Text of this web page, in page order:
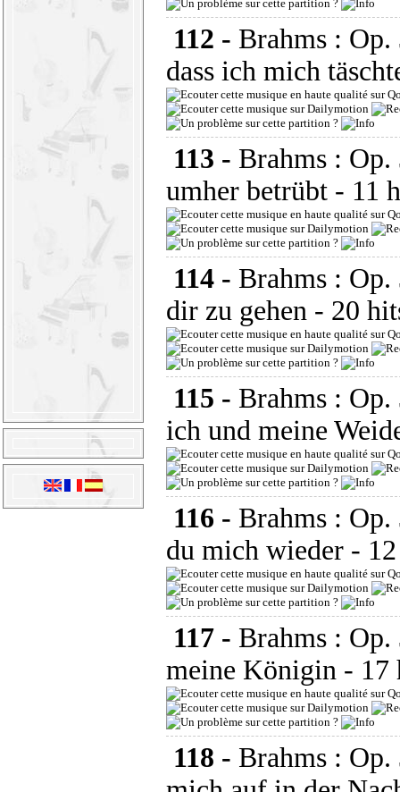
112 - Brahms :
dass ich mich
113 - Brahms :
umher betrübt - 11
114 - Brahms :
dir zu gehen - 20
115 - Brahms :
ich und meine
116 - Brahms :
du mich wieder -
117 - Brahms :
meine Königin - 17
118 - Brahms :